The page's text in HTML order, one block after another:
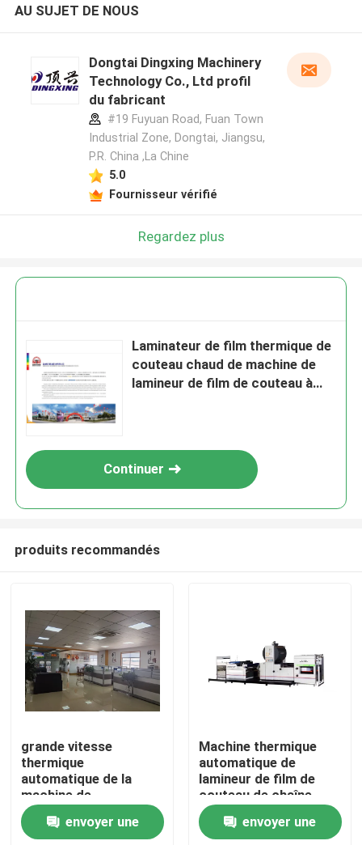
Laisser un message
Nous vous rappellerons bientôt!
SOUMETTRE
À la maison
Produits
À propos de nous
AU SUJET DE NOUS
Dongtai Dingxing Machinery
Technology Co., Ltd profil
du fabricant
#19 Fuyuan Road, Fuan Town
Industrial Zone, Dongtai, Jiangsu,
P.R. China ,La Chine
5.0
Fournisseur vérifié
Regardez plus
Laminateur de film thermique de
couteau chaud de machine de
lamineur de film de couteau à
Continuer
produits recommandés
grande vitesse
thermique
automatique de la
machine de
stratification du film
6-25um 80m/Min
envoyer une
Machine thermique
automatique de
lamineur de film de
couteau de chaîne
d'alimentation 68kW
MTM-108E3envoyer une